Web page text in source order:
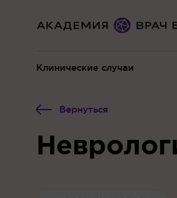
Клинические случаи
Вернуться